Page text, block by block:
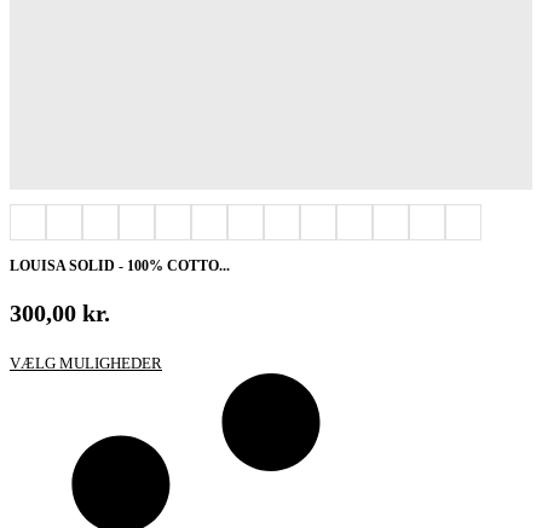
LOUISA SOLID - 100% COTTO...
300,00 kr.
VÆLG MULIGHEDER
varianter.
Mulighederne
kan
vælges